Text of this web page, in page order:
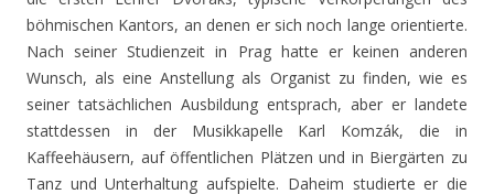
böhmischen Kantors, an denen er sich noch lange orientierte.
Nach seiner Studienzeit in Prag hatte er keinen anderen
Wunsch, als eine Anstellung als Organist zu finden, wie es
seiner tatsächlichen Ausbildung entsprach, aber er landete
stattdessen in der Musikkapelle Karl Komzák, die in
Kaffeehäusern, auf öffentlichen Plätzen und in Biergärten zu
Tanz und Unterhaltung aufspielte. Daheim studierte er die